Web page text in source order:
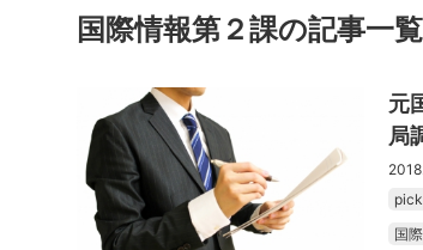
国際情報第２課の記事一覧
元
局
国